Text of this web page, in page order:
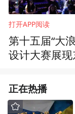
打开APP阅读
第十五届“大
设计大赛展现
正在热播